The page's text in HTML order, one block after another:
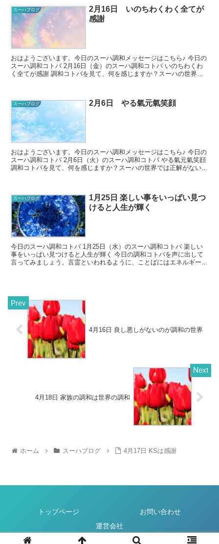
スーハブログ
2月16日 いのちわくわく全てが
感謝
おはようございます。今日のスーハ調和メッセージはこちら♪ 今日の
スーハ調和コトバ 2月16日（金）のスーハ調和コトバ いのちわくわ
く全てが感謝 調和コトバを見て、何を感じますか？スーハの世界で
スーハブログ 2月6日 やる氣元氣笑顔
おはようございます。今日のスーハ調和メッセージはこちら♪ 今日の
スーハ調和コトバ 2月6日（火）のスーハ調和コトバ やる氣元氣笑顔
調和コトバを見て、何を感じますか？スーハの世界では正解がないの
スーハブログ
1月25日 楽しい事をいっぱい見つ
けると人生が輝く
今日のスーハ調和コトバ 1月25日（水）のスーハ調和コトバ 楽しい
事をいっぱい見つけると人生が輝く 今日の調和コトバを声に出して
言ってみましょう。言霊といわれるように、ことばにはエネルギーが
4月16日 良し悪しがないのが調和の世界
4月18日 家族の調和は世界の調和
ホーム スーハブログ 4月17日 KSは感謝
トップページ
お問い合わせ
運営会社